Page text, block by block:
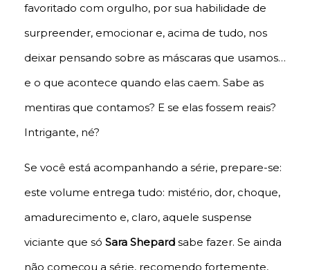
favoritado com orgulho, por sua habilidade de
surpreender, emocionar e, acima de tudo, nos
deixar pensando sobre as máscaras que usamos…
e o que acontece quando elas caem. Sabe as
mentiras que contamos? E se elas fossem reais?
Intrigante, né?
Se você está acompanhando a série, prepare-se:
este volume entrega tudo: mistério, dor, choque,
amadurecimento e, claro, aquele suspense
viciante que só Sara Shepard sabe fazer. Se ainda
não começou a série, recomendo fortemente,